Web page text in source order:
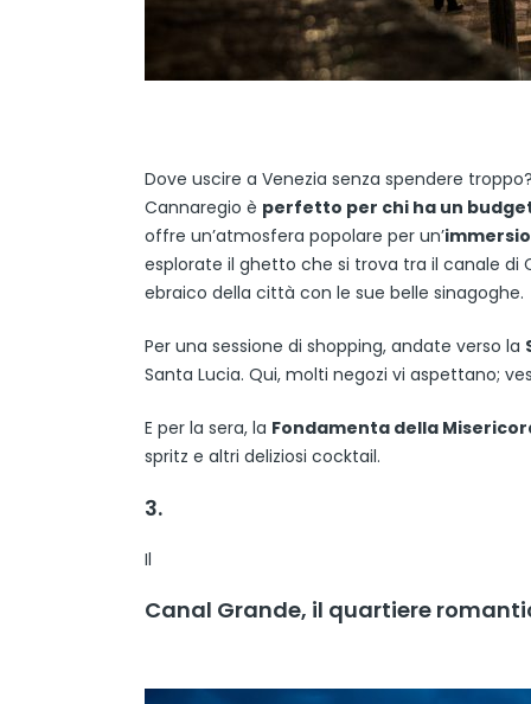
Dove uscire a Venezia senza spendere
Cannaregio è perfetto per chi ha un
offre un’atmosfera popolare per un’
esplorate il ghetto che si trova tra il canale di
ebraico della città con le sue belle sinagoghe.
Per una sessione di shopping, andate verso la
Santa Lucia. Qui, molti negozi vi aspettano;
E per la sera, la Fondamenta della
spritz e altri deliziosi cocktail.
3.
Il
Canal Grande, il quartiere